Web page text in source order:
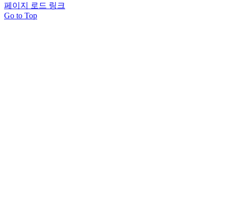
페이지 로드 링크
Go to Top